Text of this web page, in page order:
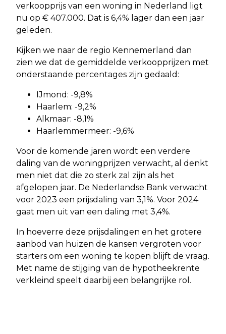
verkoopprijs van een woning in Nederland ligt
nu op € 407.000. Dat is 6,4% lager dan een jaar
geleden.
Kijken we naar de regio Kennemerland dan
zien we dat de gemiddelde verkoopprijzen met
onderstaande percentages zijn gedaald:
IJmond: -9,8%
Haarlem: -9,2%
Alkmaar: -8,1%
Haarlemmermeer: -9,6%
Voor de komende jaren wordt een verdere
daling van de woningprijzen verwacht, al denkt
men niet dat die zo sterk zal zijn als het
afgelopen jaar. De Nederlandse Bank verwacht
voor 2023 een prijsdaling van 3,1%. Voor 2024
gaat men uit van een daling met 3,4%.
In hoeverre deze prijsdalingen en het grotere
aanbod van huizen de kansen vergroten voor
starters om een woning te kopen blijft de vraag.
Met name de stijging van de hypotheekrente
verkleind speelt daarbij een belangrijke rol.